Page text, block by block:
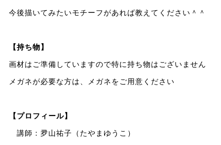
今後描いてみたいモチーフがあれば教えてください＾＾
【持ち物】
画材はご準備していますので特に持ち物はございません
メガネが必要な方は、メガネをご用意ください
【プロフィール】
講師：夛山祐子（たやまゆうこ）